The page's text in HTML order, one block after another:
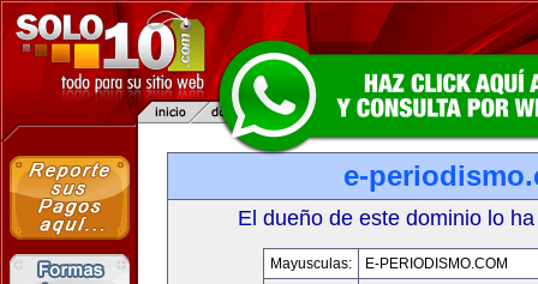
e-
El dueño de este dominio lo
Mayusculas:
E-PERIODISMO.COM